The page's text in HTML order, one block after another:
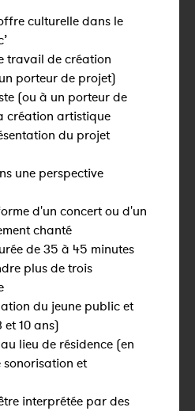
culturelle dans le
de création
porteur de projet)
(ou à un porteur de
création artistique
du projet
une perspective
d'un concert ou d'un
chanté
de 35 à 45 minutes
plus de trois
du jeune public et
10 ans)
lieu de résidence (en
sonorisation et
interprétée par des